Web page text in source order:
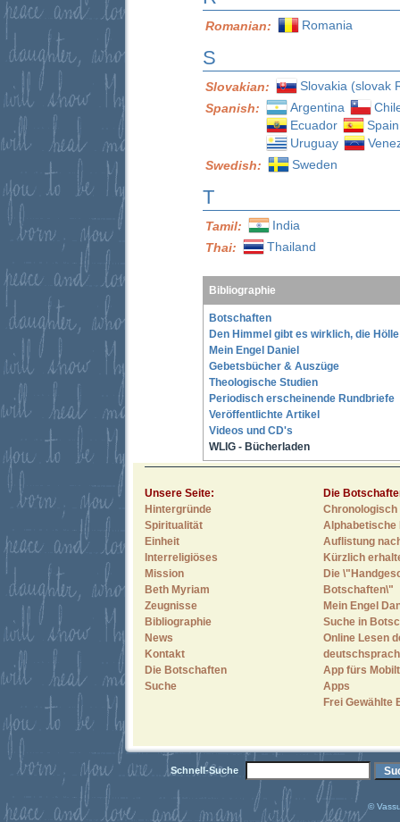
Romanian: Romania
S
Slovakian:
Slovakia (slovak
Spanish:
Argentina
Ecuador
Spain
Uruguay
Swedish:
Sweden
T
Tamil:
India
Thai:
Thailand
Bibliographie
Botschaften
Den Himmel gibt es wirklich, die
Mein Engel Daniel
Gebetsbücher & Auszüge
Theologische Studien
Periodisch erscheinende Rundbriefe
Veröffentlichte Artikel
Videos und CD's
WLIG - Bücherladen
Unsere Seite:
Hintergründe
Spiritualität
Einheit
Interreligiöses
Mission
Beth Myriam
Zeugnisse
Bibliographie
News
Kontakt
Die Botschaften
Suche
Die
Alphabetische
Auflistung
Kürzlich
Die
Botschaften\"
Mein Engel
Suche in
Online Lesen
App fürs
Apps
Frei Gewählte
Schnell-Suche
©